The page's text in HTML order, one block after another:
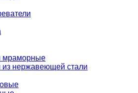
мраморные
из нержавеющей стали